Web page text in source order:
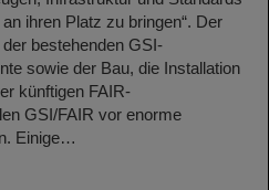
ihren Platz zu bringen“. Der
bestehenden GSI-
sowie der Bau, die Installation
künftigen FAIR-
GSI/FAIR vor enorme
Einige…